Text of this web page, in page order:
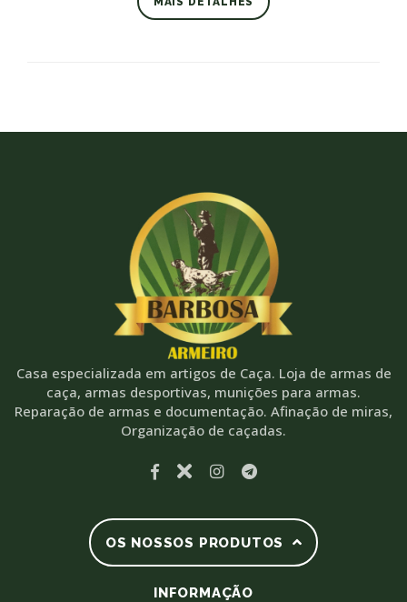
Casa especializada em artigos de Caça. Loja de armas de
caça, armas desportivas, munições para armas.
Reparação de armas e documentação. Afinação de miras,
Organização de caçadas.
OS NOSSOS PRODUTOS
INFORMAÇÃO